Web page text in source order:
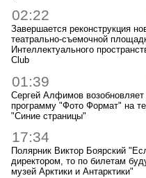
02:22
Завершается реконструкция
театрально-съемочной
Интеллектуального
Club
01:39
Сергей Алфимов
программу "Фото Формат" на
"Синие страницы"
17:34
Полярник Виктор Боярский
директором, то по билетам
музей Арктики и Антарктики"